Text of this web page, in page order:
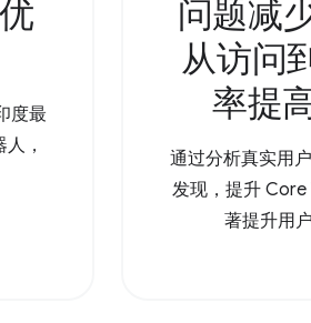
度最
，
问题减
从访问
率提
通过分析真实用
发现，提升 Core
著提升用